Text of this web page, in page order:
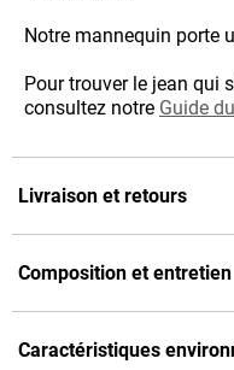
Notre mannequin porte
Pour trouver le jean qui
consultez notre Guide
Livraison et retours
Composition et entretien
Caractéristiques